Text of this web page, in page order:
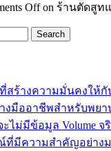
Offon ร้านตัดสูท
ที่สร้างความมั่นคงให้
งมืออาชีพสำหรับพยา
ไม่มีข้อมูล Volume
ณ์ที่มีความสำคัญอย่าง